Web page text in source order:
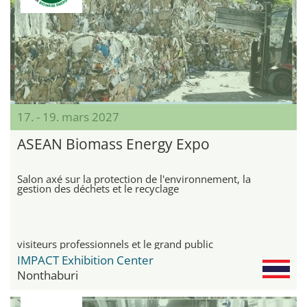
17. - 19. mars 2027
ASEAN Biomass Energy Expo
Salon axé sur la protection de l'environnement, la
gestion des déchets et le recyclage
visiteurs professionnels et le grand public
IMPACT Exhibition Center
Nonthaburi